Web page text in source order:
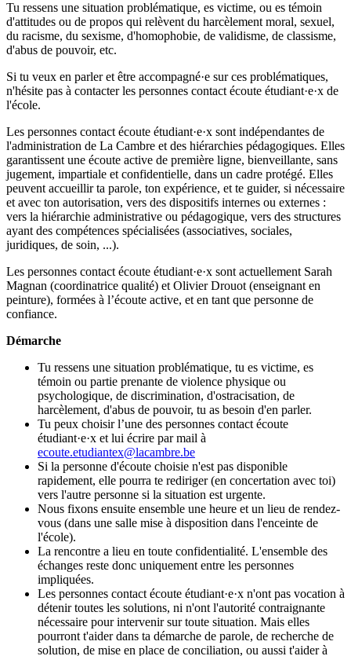
Tu ressens une situation problématique, es victime, ou es témoin
d'attitudes ou de propos qui relèvent du harcèlement moral, sexuel,
du racisme, du sexisme, d'homophobie, de validisme, de classisme,
d'abus de pouvoir, etc.
Si tu veux en parler et être accompagné·e sur ces problématiques,
n'hésite pas à contacter les personnes contact écoute étudiant·e·x de
l'école.
Les personnes contact écoute étudiant·e·x sont indépendantes de
l'administration de La Cambre et des hiérarchies pédagogiques. Elles
garantissent une écoute active de première ligne, bienveillante, sans
jugement, impartiale et confidentielle, dans un cadre protégé. Elles
peuvent accueillir ta parole, ton expérience, et te guider, si nécessaire
et avec ton autorisation, vers des dispositifs internes ou externes :
vers la hiérarchie administrative ou pédagogique, vers des structures
ayant des compétences spécialisées (associatives, sociales,
juridiques, de soin, ...).
Les personnes contact écoute étudiant·e·x sont actuellement Sarah
Magnan (coordinatrice qualité) et Olivier Drouot (enseignant en
peinture), formées à l’écoute active, et en tant que personne de
confiance.
Démarche
Tu ressens une situation problématique, tu es victime, es
témoin ou partie prenante de violence physique ou
psychologique, de discrimination, d'ostracisation, de
harcèlement, d'abus de pouvoir, tu as besoin d'en parler.
Tu peux choisir l’une des personnes contact écoute
étudiant·e·x et lui écrire par mail à
ecoute.etudiantex@lacambre.be
Si la personne d'écoute choisie n'est pas disponible
rapidement, elle pourra te rediriger (en concertation avec toi)
vers l'autre personne si la situation est urgente.
Nous fixons ensuite ensemble une heure et un lieu de rendez-
vous (dans une salle mise à disposition dans l'enceinte de
l'école).
La rencontre a lieu en toute confidentialité. L'ensemble des
échanges reste donc uniquement entre les personnes
impliquées.
Les personnes contact écoute étudiant·e·x n'ont pas vocation à
détenir toutes les solutions, ni n'ont l'autorité contraignante
nécessaire pour intervenir sur toute situation. Mais elles
pourront t'aider dans ta démarche de parole, de recherche de
solution, de mise en place de conciliation, ou aussi t'aider à